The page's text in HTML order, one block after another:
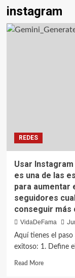
instagram
REDES
Usar
es una de las
para aumentar
seguidores
conseguir más
VidaDeFama
Aquí tienes el
exitoso: 1. Define
Read More